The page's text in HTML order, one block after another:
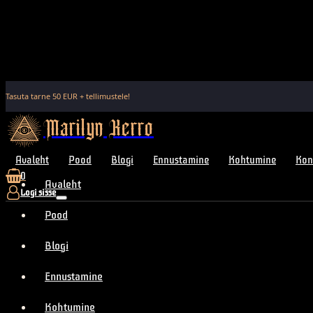
Tasuta tarne 50 EUR + tellimustele!
Marilyn Kerro
Avaleht Pood Blogi Ennustamine Kohtumine
0
Logi sisse
Avaleht
Pood
Blogi
Ennustamine
Kohtumine